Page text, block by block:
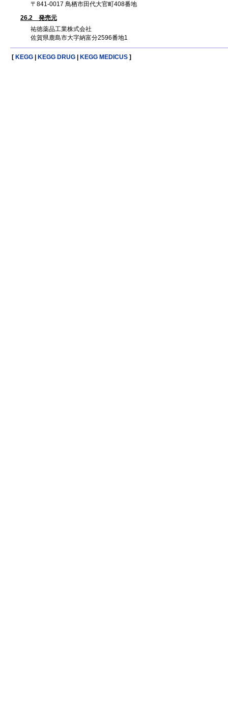
〒841-0017 鳥栖市田代大官町408番地
26.2 発売元
祐徳薬品工業株式会社
佐賀県鹿島市大字納富分2596番地1
[ KEGG KEGG DRUG KEGG MEDICUS ]